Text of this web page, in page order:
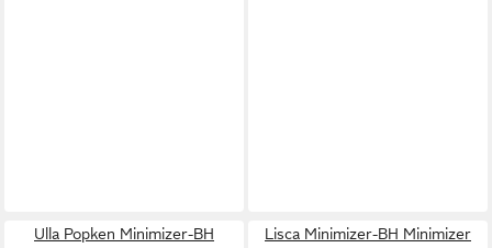
Ulla Popken Minimizer-BH
Lisca Minimizer-BH Minimizer